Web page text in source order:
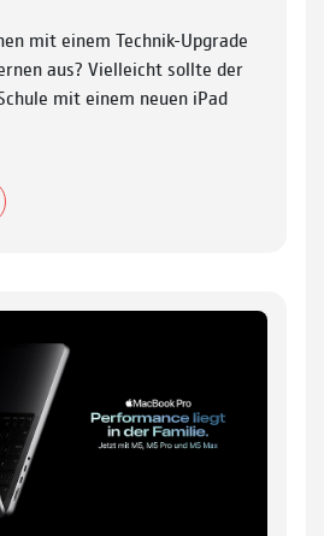
mit einem Technik-Upgrade
aus? Vielleicht sollte der
mit einem neuen iPad